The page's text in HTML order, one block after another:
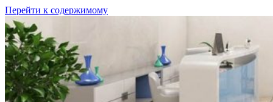
Перейти к содержимому